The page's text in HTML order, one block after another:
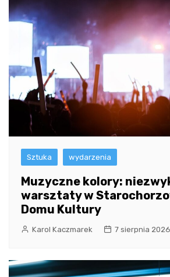
Sztuka wydarzenia
Muzyczne kolory:
warsztaty w
Domu Kultury
Karol Kaczmarek 7 sierpnia 2026